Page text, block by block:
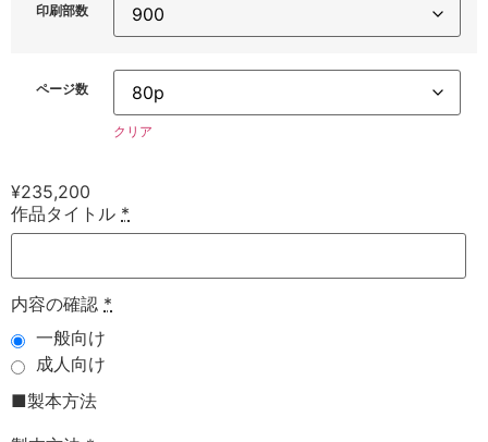
印刷部数
ページ数
クリア
¥235,200
作品タイトル *
内容の確認 *
一般向け
成人向け
■製本方法